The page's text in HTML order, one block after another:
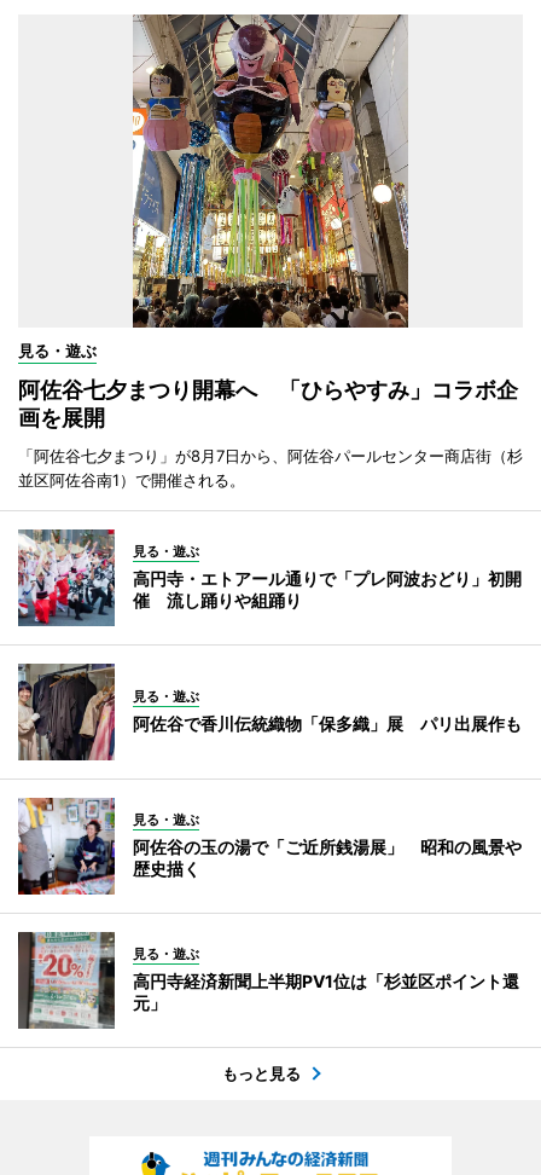
見る・遊ぶ
阿佐谷七夕まつり開幕へ 「ひらやすみ」コラボ企
画を展開
「阿佐谷七夕まつり」が8月7日から、阿佐谷パールセンター商店街（杉
並区阿佐谷南1）で開催される。
見る・遊ぶ
高円寺・エトアール通りで「プレ阿波おどり」初開
催 流し踊りや組踊り
見る・遊ぶ
阿佐谷で香川伝統織物「保多織」展 パリ出展作も
見る・遊ぶ
阿佐谷の玉の湯で「ご近所銭湯展」 昭和の風景や
歴史描く
見る・遊ぶ
高円寺経済新聞上半期PV1位は「杉並区ポイント還
元」
もっと見る